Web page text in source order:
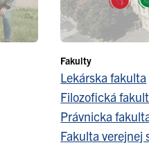
Fakulty
Lekárska fakulta
Filozofická
Právnicka
Fakulta verejnej